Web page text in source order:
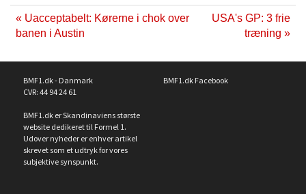
« Uacceptabelt: Kørerne i chok over
banen i Austin
USA's GP: 3 frie
træning »
BMF1.dk - Danmark
CVR: 44 94 24 61
BMF1.dk er Skandinaviens største
website dedikeret til Formel 1.
Udover nyheder er enhver artikel
skrevet som et udtryk for vores
subjektive synspunkt.
BMF1.dk Facebook